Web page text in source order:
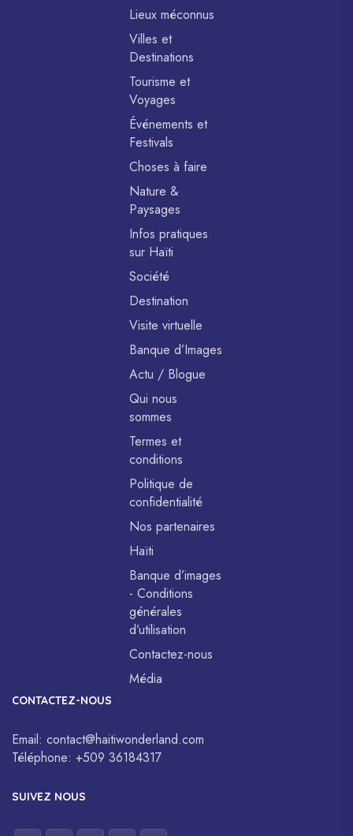
Lieux méconnus
Villes et
Destinations
Tourisme et
Voyages
Événements et
Festivals
Choses à faire
Nature &
Paysages
Infos pratiques
sur Haïti
Société
Destination
Visite virtuelle
Banque d’Images
Actu / Blogue
Qui nous
sommes
Termes et
conditions
Politique de
confidentialité
Nos partenaires
Haïti
Banque d’images
- Conditions
générales
d’utilisation
Contactez-nous
Média
CONTACTEZ-NOUS
Email: contact@haitiwonderland.com
Téléphone: +509 36184317
SUIVEZ NOUS